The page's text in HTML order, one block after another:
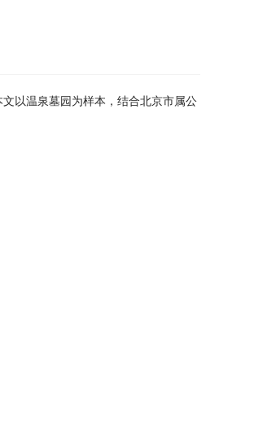
以温泉墓园为样本，结合北京市属公